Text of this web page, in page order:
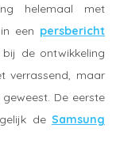
helemaal met
een persbericht
de ontwikkeling
verrassend, maar
De eerste
de Samsung